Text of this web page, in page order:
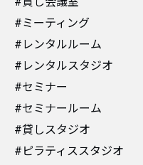
#ミーティング
#レンタルルーム
#レンタルスタジオ
#セミナー
#セミナールーム
#貸しスタジオ
#ピラティススタジオ